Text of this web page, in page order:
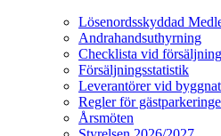
Lösenordsskyddad
Andrahandsuthyrning
Checklista vid försäljning
Försäljningsstatistik
Leverantörer vid
Regler för
Årsmöten